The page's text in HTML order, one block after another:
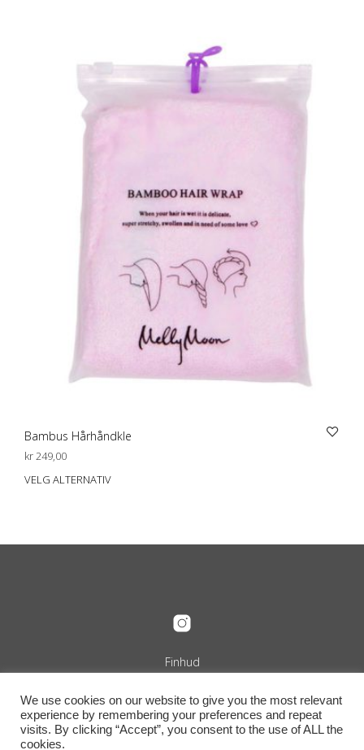
Bambus Hårhåndkle
kr249,00
VELG ALTERNATIV
Finhud
Org.nr. 989 240 889
+47 916 29 322
info@finhud.no
Niels Juels Gate 25, 0257 Oslo
We use cookies on our website to give you the most relevant
experience by remembering your preferences and repeat
visits. By clicking “Accept”, you consent to the use of ALL the
cookies.